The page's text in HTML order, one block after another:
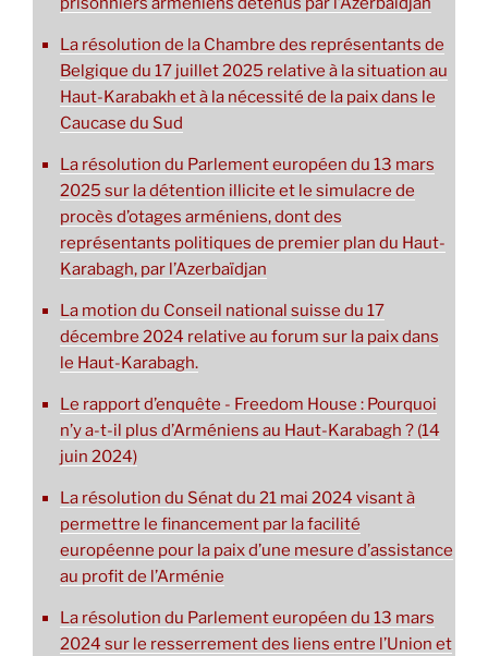
La résolution de la Chambre des représentants de
Belgique du 17 juillet 2025 relative à la situation au
Haut-Karabakh et à la nécessité de la paix dans le
Caucase du Sud
La résolution du Parlement européen du 13 mars
2025 sur la détention illicite et le simulacre de
procès d’otages arméniens, dont des
représentants politiques de premier plan du Haut-
Karabagh, par l’Azerbaïdjan
La motion du Conseil national suisse du 17
décembre 2024 relative au forum sur la paix dans
le Haut-Karabagh.
Le rapport d’enquête - Freedom House : Pourquoi
n’y a-t-il plus d’Arméniens au Haut-Karabagh ? (14
juin 2024)
La résolution du Sénat du 21 mai 2024 visant à
permettre le financement par la facilité
européenne pour la paix d’une mesure d’assistance
au profit de l’Arménie
La résolution du Parlement européen du 13 mars
2024 sur le resserrement des liens entre l’Union et